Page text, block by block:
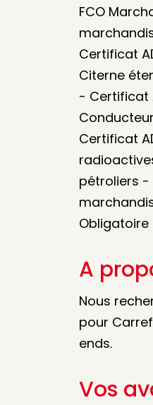
FCO
Certificat
Citerne
- Certificat
Certificat
pétroliers -
A
Nous
pour
ends.
Vos